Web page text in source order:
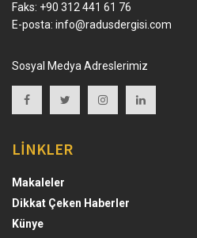
Faks: +90 312 441 61 76
E-posta: info@radusdergisi.com
Sosyal Medya Adreslerimiz
LİNKLER
Makaleler
Dikkat Çeken Haberler
Künye